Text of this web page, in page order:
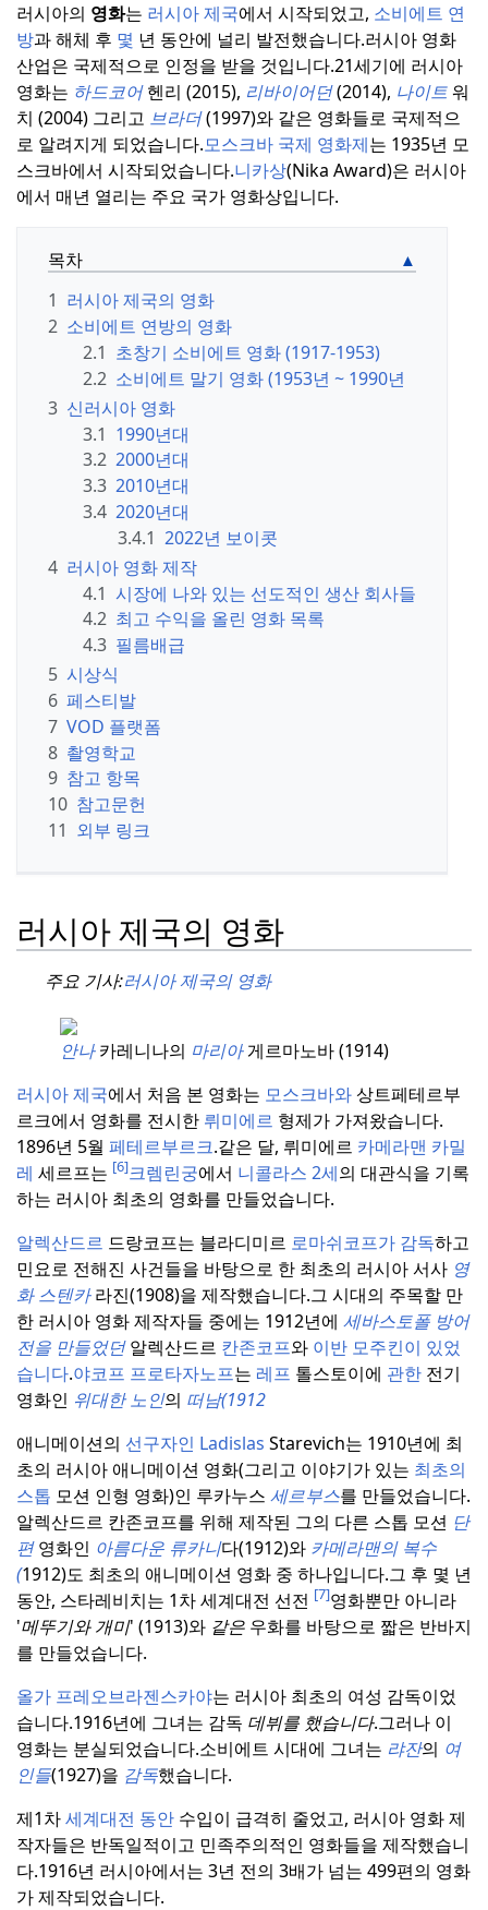
러시아의 영화는 러시아 제국에서 시작되었고, 소비에트 연
방과 해체 후 몇 년 동안에 널리 발전했습니다.러시아 영화
산업은 국제적으로 인정을 받을 것입니다.21세기에 러시아
영화는 하드코어헨리 (2015), 리바이어던(2014), 나이트워
치 (2004) 그리고 브라더(1997)와 같은 영화들로 국제적으
로 알려지게 되었습니다.모스크바 국제 영화제는 1935년 모
스크바에서 시작되었습니다.니카상(Nika Award)은 러시아
에서 매년 열리는 주요 국가 영화상입니다.
목차
1 러시아 제국의 영화
2 소비에트 연방의 영화
2.1 초창기 소비에트 영화 (1917-1953)
2.2 소비에트 말기 영화 (1953년 ~ 1990년
3 신러시아 영화
3.1 1990년대
3.2 2000년대
3.3 2010년대
3.4 2020년대
3.4.1 2022년 보이콧
4 러시아 영화 제작
4.1 시장에 나와 있는 선도적인 생산 회사들
4.2 최고 수익을 올린 영화 목록
4.3 필름배급
5 시상식
6 페스티발
7 VOD 플랫폼
8 촬영학교
9 참고 항목
10 참고문헌
11 외부 링크
러시아 제국의 영화
주요 기사:러시아 제국의 영화
안나카레니나의 마리아게르마노바 (1914)
러시아 제국에서 처음 본 영화는 모스크바와상트페테르부
르크에서 영화를 전시한 뤼미에르 형제가 가져왔습니다.
1896년 5월 페테르부르크.같은 달, 뤼미에르 카메라맨 카밀
레 세르프는 [6]크렘린궁에서 니콜라스 2세의 대관식을 기록
하는 러시아 최초의 영화를 만들었습니다.
알렉산드르 드랑코프는 블라디미르 로마쉬코프가 감독하고
민요로 전해진 사건들을 바탕으로 한 최초의 러시아 서사 영
화 스텐카라진(1908)을 제작했습니다.그 시대의 주목할 만
한 러시아 영화 제작자들 중에는 1912년에 세바스토폴 방어
전을 만들었던알렉산드르 칸존코프와 이반 모주킨이 있었
습니다.야코프 프로타자노프는 레프 톨스토이에 관한 전기
영화인 위대한 노인의 떠남(1912
애니메이션의 선구자인 Ladislas Starevich는 1910년에 최
초의 러시아 애니메이션 영화(그리고 이야기가 있는 최초의
스톱 모션 인형 영화)인 루카누스 세르부스를 만들었습니다.
알렉산드르 칸존코프를 위해 제작된 그의 다른 스톱 모션 단
편영화인 아름다운 류카니다(1912)와 카메라맨의 복수
(1912)도 최초의 애니메이션 영화 중 하나입니다.그 후 몇 년
동안, 스타레비치는 1차 세계대전 선전 [7]영화뿐만 아니라
'메뚜기와 개미' (1913)와 같은 우화를 바탕으로 짧은 반바지
를 만들었습니다.
올가 프레오브라젠스카야는 러시아 최초의 여성 감독이었
습니다.1916년에 그녀는 감독 데뷔를 했습니다.그러나 이
영화는 분실되었습니다.소비에트 시대에 그녀는 랴잔의 여
인들(1927)을 감독했습니다.
제1차세계대전 동안 수입이 급격히 줄었고, 러시아 영화 제
작자들은 반독일적이고 민족주의적인 영화들을 제작했습니
다.1916년 러시아에서는 3년 전의 3배가 넘는 499편의 영화
가 제작되었습니다.